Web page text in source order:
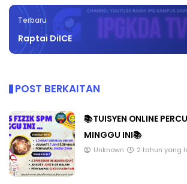
Terbaru
Raptai DiICE
POST BERKAITAN
📚TUISYEN ONLINE
MINGGU INI📚
Unknown 2 tahun yang